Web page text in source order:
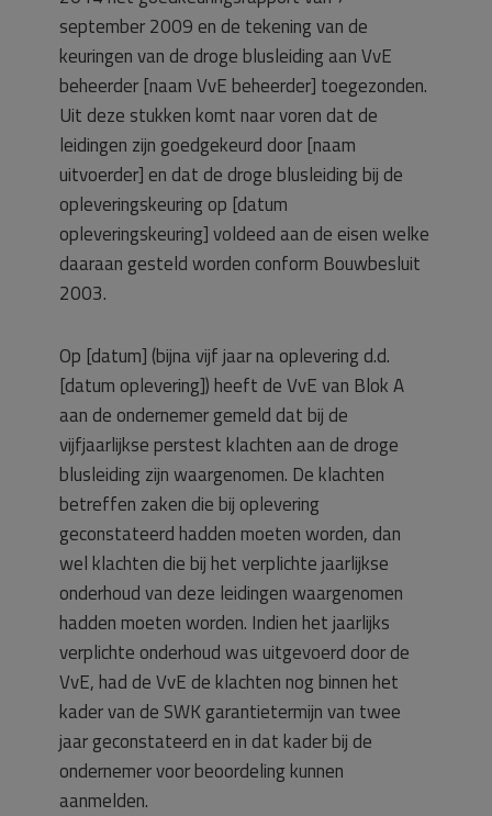
september 2009 en de tekening van de
keuringen van de droge blusleiding aan VvE
beheerder [naam VvE beheerder] toegezonden.
Uit deze stukken komt naar voren dat de
leidingen zijn goedgekeurd door [naam
uitvoerder] en dat de droge blusleiding bij de
opleveringskeuring op [datum
opleveringskeuring] voldeed aan de eisen welke
daaraan gesteld worden conform Bouwbesluit
2003.
Op [datum] (bijna vijf jaar na oplevering d.d.
[datum oplevering]) heeft de VvE van Blok A
aan de ondernemer gemeld dat bij de
vijfjaarlijkse perstest klachten aan de droge
blusleiding zijn waargenomen. De klachten
betreffen zaken die bij oplevering
geconstateerd hadden moeten worden, dan
wel klachten die bij het verplichte jaarlijkse
onderhoud van deze leidingen waargenomen
hadden moeten worden. Indien het jaarlijks
verplichte onderhoud was uitgevoerd door de
VvE, had de VvE de klachten nog binnen het
kader van de SWK garantietermijn van twee
jaar geconstateerd en in dat kader bij de
ondernemer voor beoordeling kunnen
aanmelden.